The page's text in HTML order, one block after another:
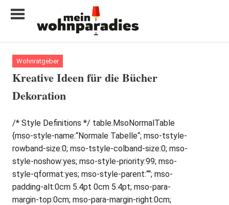
Inhalt
My
home
is
my
castle
Wohnratgeber
Kreative Ideen für die Bücher
Dekoration
/* Style Definitions */ table.MsoNormalTable
{mso-style-name:“Normale Tabelle“; mso-tstyle-
rowband-size:0; mso-tstyle-colband-size:0; mso-
style-noshow:yes; mso-style-priority:99; mso-
style-qformat:yes; mso-style-parent:““; mso-
padding-alt:0cm 5.4pt 0cm 5.4pt; mso-para-
margin-top:0cm; mso-para-margin-right:0cm;